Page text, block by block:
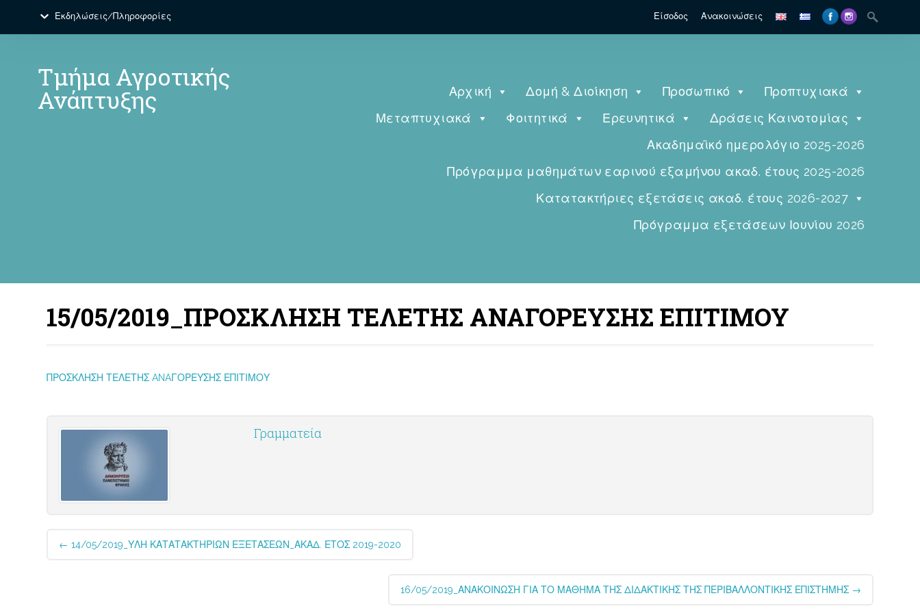
Εκδηλώσεις/Πληροφορίες Είσοδος Ανακοινώσεις
Τμήμα Αγροτικής
Ανάπτυξης Αρχική Δομή & Διοίκηση Προσωπικό
Προπτυχιακά
Μεταπτυχιακά
Φοιτητικά Ερευνητικά
Δράσεις Καινοτομίας
Ακαδημαϊκό ημερολόγιο 2025-2026
Πρόγραμμα μαθημάτων εαρινού εξαμήνου ακαδ. έτους 2025-2026
Κατατακτήριες εξετάσεις ακαδ. έτους 2026-2027
Πρόγραμμα εξετάσεων Ιουνίου 2026
15/05/2019_ΠΡΟΣΚΛΗΣΗ ΤΕΛΕΤΗΣ ΑΝΑΓΟΡΕΥΣΗΣ ΕΠΙΤΙΜΟΥ
ΠΡΟΣΚΛΗΣΗ ΤΕΛΕΤΗΣ ANAΓΟΡΕΥΣΗΣ ΕΠΙΤΙΜΟΥ
Γραμματεία
Post
navigation
← 14/05/2019_ΥΛΗ ΚΑΤΑΤΑΚΤΗΡΙΩΝ ΕΞΕΤΑΣΕΩΝ_ΑΚΑΔ. ΕΤΟΣ 2019-2020
16/05/2019_ΑΝΑΚΟΙΝΩΣΗ ΓΙΑ ΤΟ ΜΑΘΗΜΑ ΤΗΣ ΔΙΔΑΚΤΙΚΗΣ ΤΗΣ ΠΕΡΙΒΑΛΛΟΝΤΙΚΗΣ ΕΠΙΣΤΗΜΗΣ →